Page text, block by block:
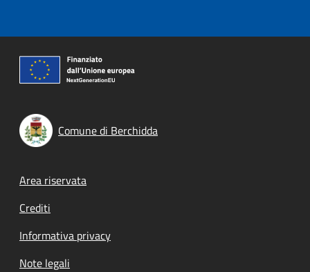
Comune di Berchidda
Footer menu
Area riservata
Crediti
Informativa privacy
Note legali